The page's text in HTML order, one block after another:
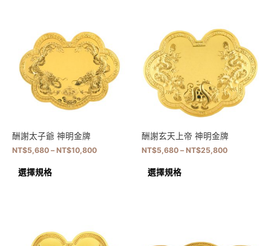
酬謝太子爺 神明金牌
NT$5,680 – NT$10,800
選擇規格
酬謝玄天上帝 神明金牌
NT$5,680 – NT$25,800
選擇規格